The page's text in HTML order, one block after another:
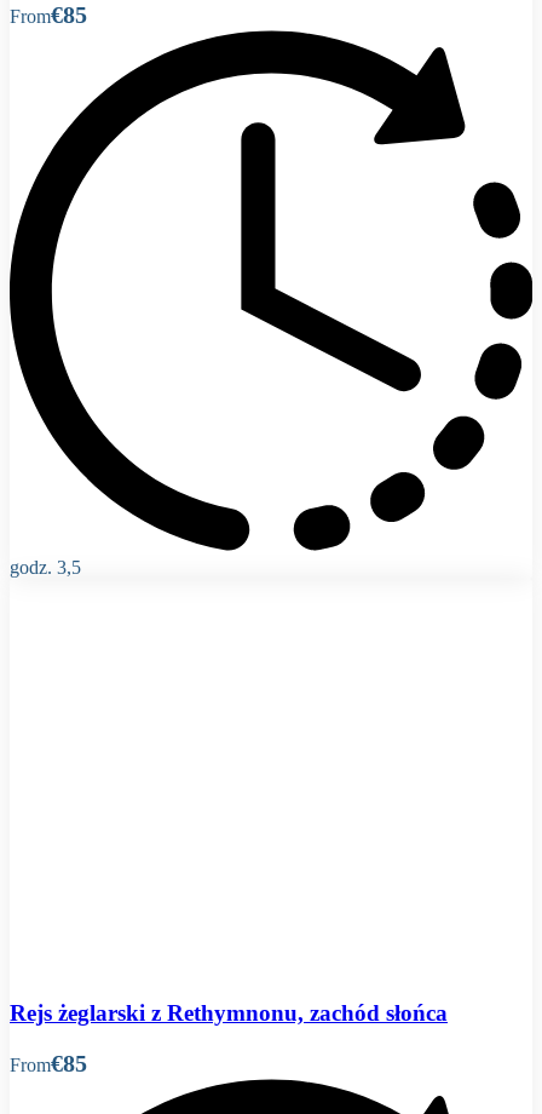
From€85
godz. 3,5
Rejs żeglarski z Rethymnonu, zachód słońca
From€85